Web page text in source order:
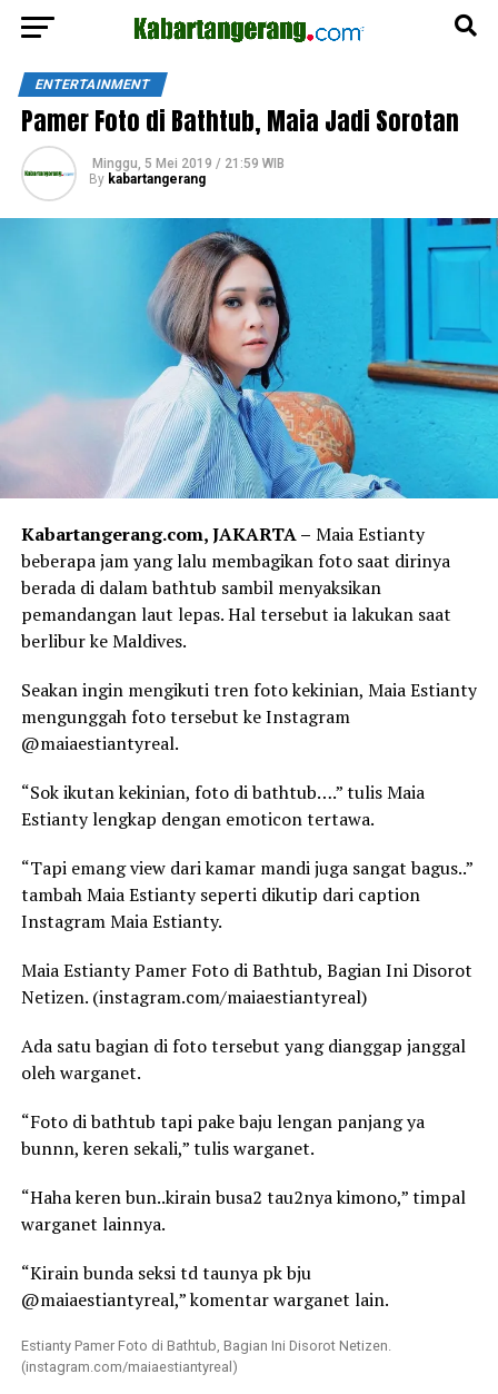
ENTERTAINMENT
Pamer Foto di Bathtub, Maia Jadi Sorotan
Minggu, 5 Mei 2019 / 21:59 WIB
By kabartangerang
Kabartangerang.com, JAKARTA – Maia Estianty
beberapa jam yang lalu membagikan foto saat dirinya
berada di dalam bathtub sambil menyaksikan
pemandangan laut lepas. Hal tersebut ia lakukan saat
berlibur ke Maldives.
Seakan ingin mengikuti tren foto kekinian, Maia Estianty
mengunggah foto tersebut ke Instagram
@maiaestiantyreal.
“Sok ikutan kekinian, foto di bathtub….” tulis Maia
Estianty lengkap dengan emoticon tertawa.
“Tapi emang view dari kamar mandi juga sangat bagus..”
tambah Maia Estianty seperti dikutip dari caption
Instagram Maia Estianty.
Maia Estianty Pamer Foto di Bathtub, Bagian Ini Disorot
Netizen. (instagram.com/maiaestiantyreal)
Ada satu bagian di foto tersebut yang dianggap janggal
oleh warganet.
“Foto di bathtub tapi pake baju lengan panjang ya
bunnn, keren sekali,” tulis warganet.
“Haha keren bun..kirain busa2 tau2nya kimono,” timpal
warganet lainnya.
“Kirain bunda seksi td taunya pk bju
@maiaestiantyreal,” komentar warganet lain.
Estianty Pamer Foto di Bathtub, Bagian Ini Disorot Netizen.
(instagram.com/maiaestiantyreal)